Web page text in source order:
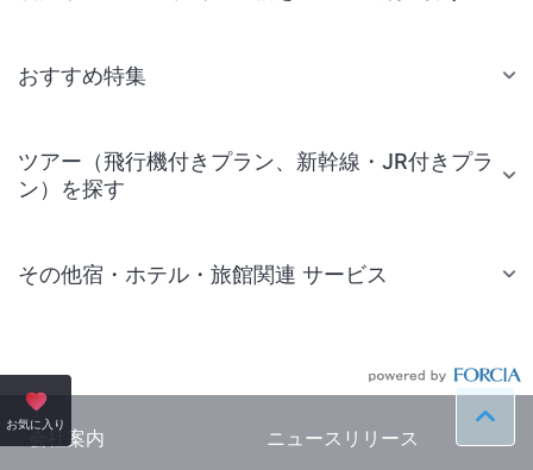
お気に入り ペー
おすすめ特集
ツアー（飛行機付きプラン、新幹線・JR付きプラ
ン）を探す
その他宿・ホテル・旅館関連 サービス
JR・新幹線付きツアー
航空券付きツアー
会社案内 ニュースリリース